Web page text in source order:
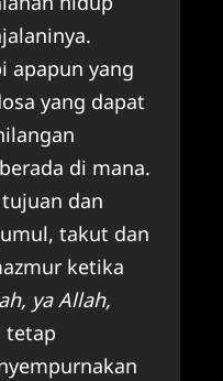
apapun yang
yang dapat
di mana.
dan
takut dan
ketika
ya Allah,
tetap